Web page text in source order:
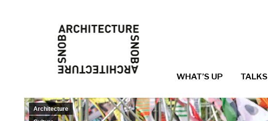
WHAT’S UP TALKS
Architecture